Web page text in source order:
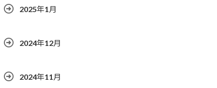
2025年1月
2024年12月
2024年11月